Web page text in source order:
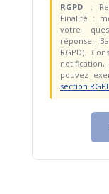
RGPD :
Finalité :
votre
réponse.
RGPD).
notification,
pouvez
section